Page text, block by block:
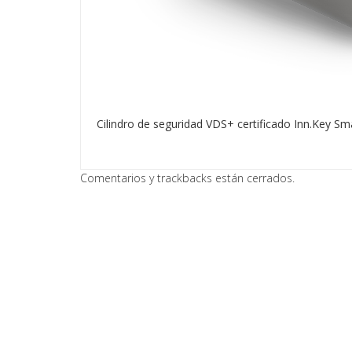
Cilindro de seguridad VDS+ certificado Inn.Key
Comentarios y trackbacks están cerrados.